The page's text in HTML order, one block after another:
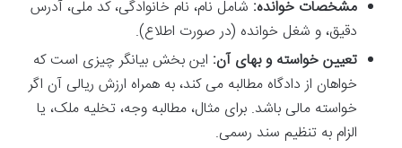
مشخصات خوانده: شامل نام، نام خانوادگی، کد ملی، آدرس
دقیق، و شغل خوانده (در صورت اطلاع).
تعیین خواسته و بهای آن: این بخش بیانگر چیزی است که
خواهان از دادگاه مطالبه می کند، به همراه ارزش ریالی آن اگر
خواسته مالی باشد. برای مثال، مطالبه وجه، تخلیه ملک، یا
الزام به تنظیم سند رسمی.